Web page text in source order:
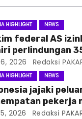
HIGHLIGHT NEWS
federal AS
perlindungan
2026 Redaksi
HIGHLIGHT NEWS
jajaki
pekerja
2026 Redaksi